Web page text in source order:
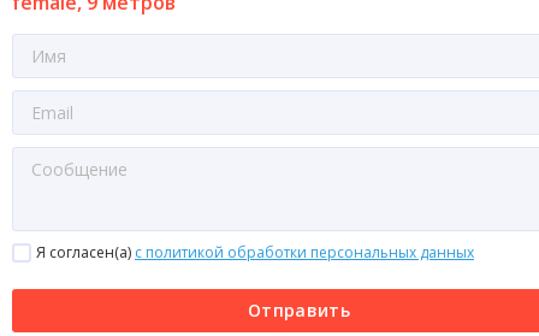
Я согласен(a) с политикой обработки персональных данных
Отправить